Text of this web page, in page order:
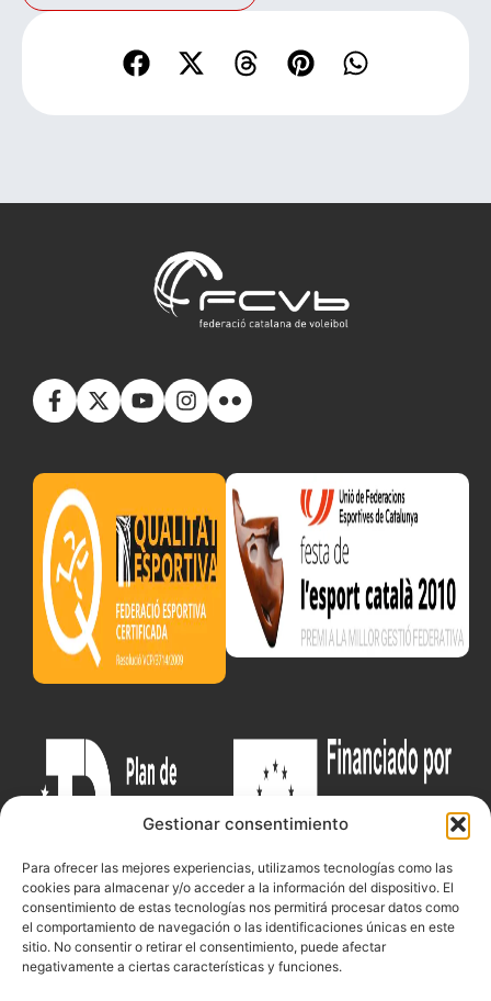
Gestionar consentimiento
Para ofrecer las mejores experiencias, utilizamos tecnologías como las
cookies para almacenar y/o acceder a la información del dispositivo. El
consentimiento de estas tecnologías nos permitirá procesar datos como
el comportamiento de navegación o las identificaciones únicas en este
sitio. No consentir o retirar el consentimiento, puede afectar
negativamente a ciertas características y funciones.
CompeticionsDocumentacio